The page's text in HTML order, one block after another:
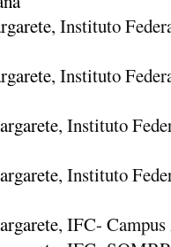
, Instituto
, Instituto
, Instituto
, Instituto
, IFC-